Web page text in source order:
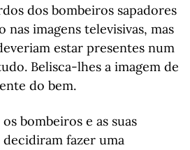
dos bombeiros sapadores
imagens televisivas, mas
estar presentes num
Belisca-lhes a imagem de
do bem.
bombeiros e as suas
fazer uma